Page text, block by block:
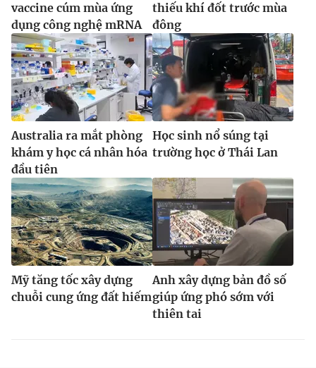
vaccine cúm mùa ứng
dụng công nghệ mRNA
thiếu khí đốt trước mùa
đông
Australia ra mắt phòng
khám y học cá nhân hóa
đầu tiên
Học sinh nổ súng tại
trường học ở Thái Lan
Mỹ tăng tốc xây dựng
chuỗi cung ứng đất hiếm
Anh xây dựng bản đồ số
giúp ứng phó sớm với
thiên tai